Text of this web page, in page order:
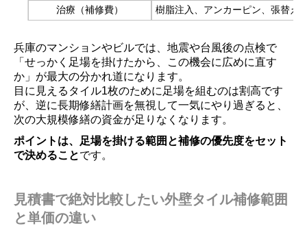
治療（補修費）
樹脂注入、アンカーピン、張替え
兵庫のマンションやビルでは、地震や台風後の点検で
「せっかく足場を掛けたから、この機会に広めに直す
か」が最大の分かれ道になります。
目に見えるタイル1枚のために足場を組むのは割高です
が、逆に長期修繕計画を無視して一気にやり過ぎると、
次の大規模修繕の資金が足りなくなります。
ポイントは、足場を掛ける範囲と補修の優先度をセット
で決めることです。
見積書で絶対比較したい外壁タイル補修範囲
と単価の違い